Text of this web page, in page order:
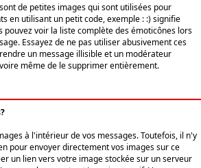
de petites images qui sont utilisées pour
en utilisant un petit code, exemple : :) signifie
pouvez voir la liste complète des émoticônes lors
Essayez de ne pas utiliser abusivement ces
un message illisible et un modérateur
même de le supprimer entièrement.
à l'intérieur de vos messages. Toutefois, il n'y
pour envoyer directement vos images sur ce
un lien vers votre image stockée sur un serveur